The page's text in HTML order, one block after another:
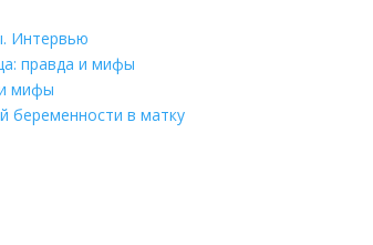
Интервью
правда и мифы
мифы
беременности в матку